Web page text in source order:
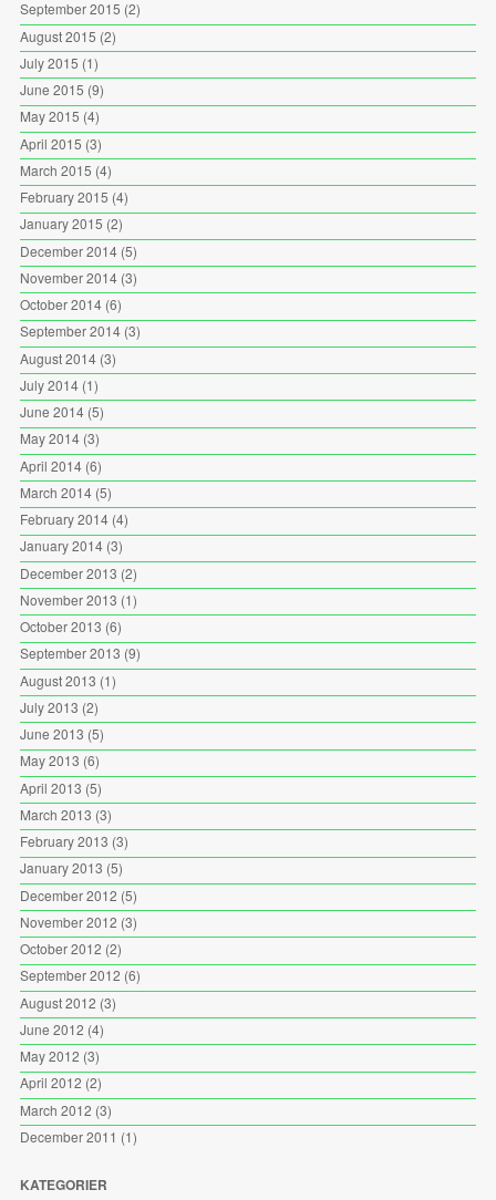
September 2015 (2)
August 2015 (2)
July 2015 (1)
June 2015 (9)
May 2015 (4)
April 2015 (3)
March 2015 (4)
February 2015 (4)
January 2015 (2)
December 2014(5)
November 2014(3)
October 2014(6)
September 2014(3)
August 2014(3)
July 2014(1)
June 2014(5)
May 2014(3)
April 2014(6)
March 2014(5)
February 2014(4)
January 2014(3)
December 2013 (2)
November 2013 (1)
October 2013 (6)
September 2013 (9)
August 2013 (1)
July 2013 (2)
June 2013 (5)
May 2013 (6)
April 2013 (5)
March 2013 (3)
February 2013 (3)
January 2013 (5)
December 2012 (5)
November 2012 (3)
October 2012 (2)
September 2012 (6)
August 2012 (3)
June 2012 (4)
May 2012 (3)
April 2012 (2)
March 2012 (3)
December 2011 (1)
KATEGORIER